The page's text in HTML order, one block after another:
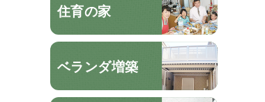
住育の家
ベランダ増築